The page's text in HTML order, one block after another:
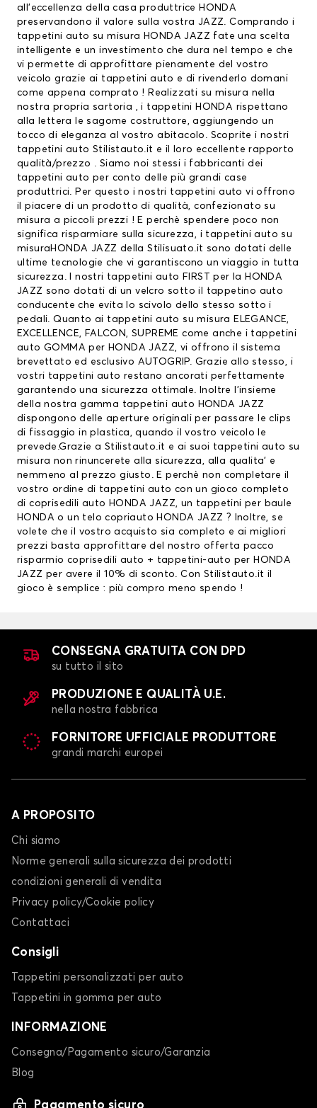
all’eccellenza della casa produttrice HONDA
preservandono il valore sulla vostra JAZZ. Comprando i
tappetini auto su misura HONDA JAZZ fate una scelta
intelligente e un investimento che dura nel tempo e che
vi permette di approfittare pienamente del vostro
veicolo grazie ai tappetini auto e di rivenderlo domani
come appena comprato ! Realizzati su misura nella
nostra propria sartoria , i tappetini HONDA rispettano
alla lettera le sagome costruttore, aggiungendo un
tocco di eleganza al vostro abitacolo. Scoprite i nostri
tappetini auto Stilistauto.it e il loro eccellente rapporto
qualità/prezzo . Siamo noi stessi i fabbricanti dei
tappetini auto per conto delle più grandi case
produttrici. Per questo i nostri tappetini auto vi offrono
il piacere di un prodotto di qualità, confezionato su
misura a piccoli prezzi ! E perchè spendere poco non
significa risparmiare sulla sicurezza, i tappetini auto su
misuraHONDA JAZZ della Stilisuato.it sono dotati delle
ultime tecnologie che vi garantiscono un viaggio in tutta
sicurezza. I nostri tappetini auto FIRST per la HONDA
JAZZ sono dotati di un velcro sotto il tappetino auto
conducente che evita lo scivolo dello stesso sotto i
pedali. Quanto ai tappetini auto su misura ELEGANCE,
EXCELLENCE, FALCON, SUPREME come anche i tappetini
auto GOMMA per HONDA JAZZ, vi offrono il sistema
brevettato ed esclusivo AUTOGRIP. Grazie allo stesso, i
vostri tappetini auto restano ancorati perfettamente
garantendo una sicurezza ottimale. Inoltre l’insieme
della nostra gamma tappetini auto HONDA JAZZ
dispongono delle aperture originali per passare le clips
di fissaggio in plastica, quando il vostro veicolo le
prevede.Grazie a Stilistauto.it e ai suoi tappetini auto su
misura non rinuncerete alla sicurezza, alla qualita’ e
nemmeno al prezzo giusto. E perchè non completare il
vostro ordine di tappetini auto con un gioco completo
di coprisedili auto HONDA JAZZ, un tappetini per baule
HONDA o un telo copriauto HONDA JAZZ ? Inoltre, se
volete che il vostro acquisto sia completo e ai migliori
prezzi basta approfittare del nostro offerta pacco
risparmiocoprisedili auto + tappetini-auto per HONDA
JAZZ per avere il 10% di sconto. Con Stilistauto.it il
gioco è semplice : più compro meno spendo !
CONSEGNA GRATUITA CON DPD
su tutto il sito
PRODUZIONE E QUALITÀ U.E.
nella nostra fabbrica
FORNITORE UFFICIALE PRODUTTORE
grandi marchi europei
A PROPOSITO
Chi siamo
Norme generali sulla sicurezza dei prodotti
condizioni generali di vendita
Privacy policy/Cookie policy
Contattaci
Consigli
Tappetini personalizzati per auto
Tappetini in gomma per auto
INFORMAZIONE
Consegna/Pagamento sicuro/Garanzia
Blog